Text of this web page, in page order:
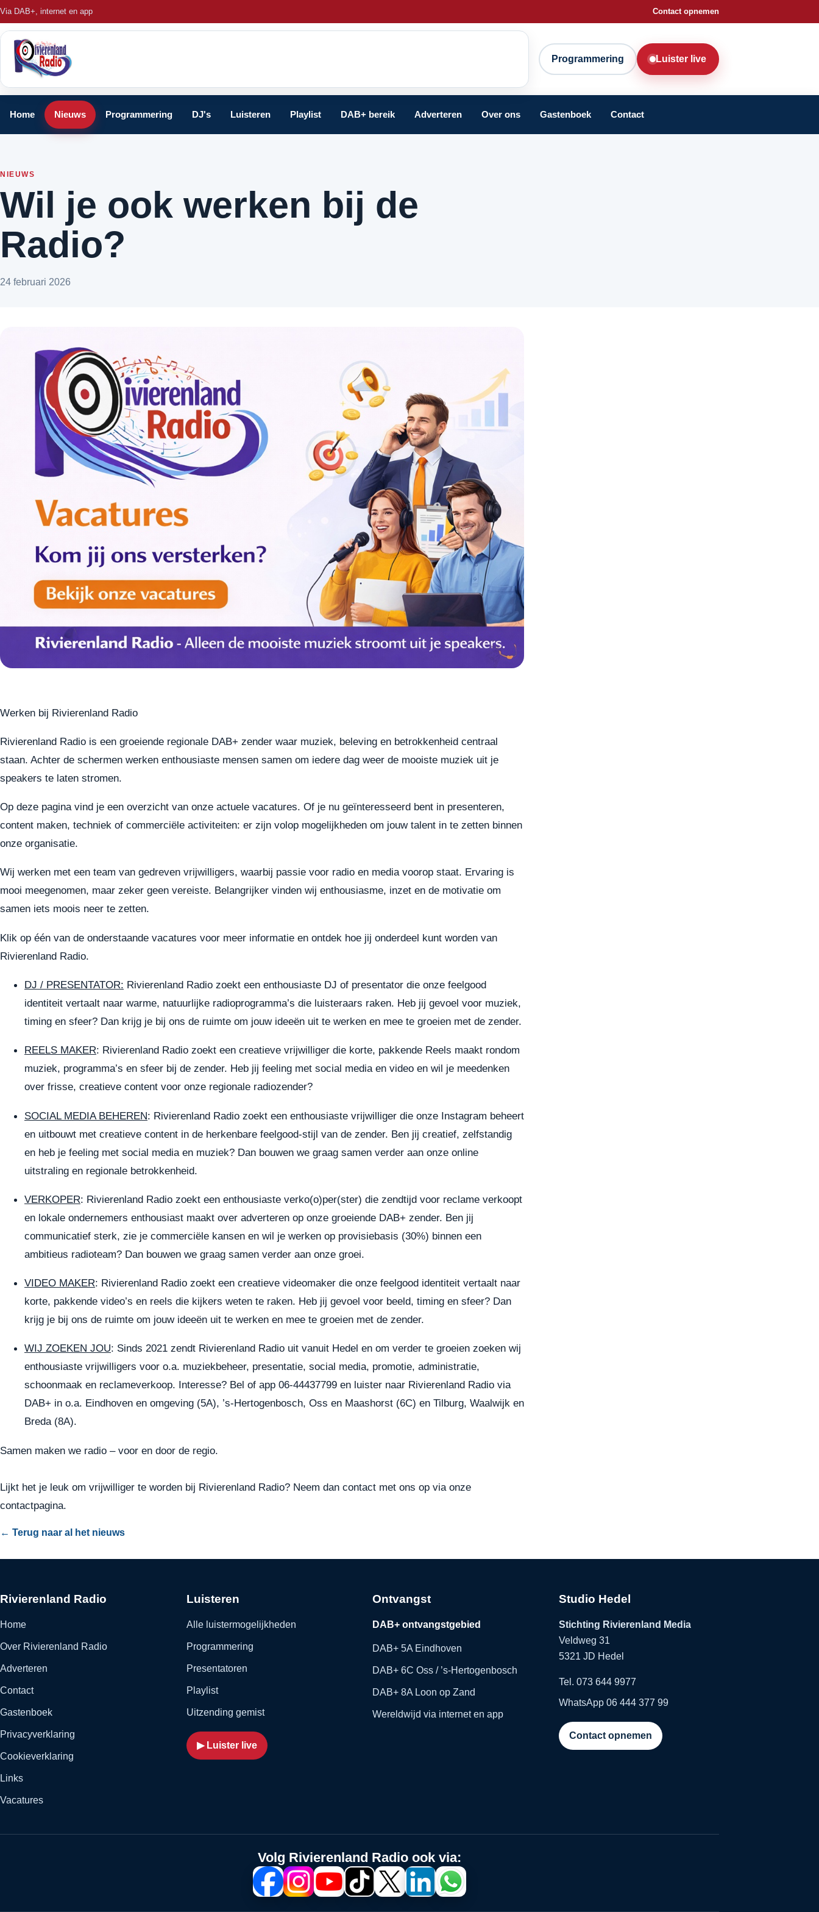
Via DAB+, internet en app Contact opnemen
Programmering Luister live
Home Nieuws Programmering DJ's Luisteren Playlist DAB+ bereik Adverteren Over ons Gastenboek Contact
NIEUWS
Wil je ook werken bij de
Radio?
24 februari 2026
Werken bij Rivierenland Radio
Rivierenland Radio is een groeiende regionale DAB+ zender waar muziek, beleving en betrokkenheid centraal
staan. Achter de schermen werken enthousiaste mensen samen om iedere dag weer de mooiste muziek uit je
speakers te laten stromen.
Op deze pagina vind je een overzicht van onze actuele vacatures. Of je nu geïnteresseerd bent in presenteren,
content maken, techniek of commerciële activiteiten: er zijn volop mogelijkheden om jouw talent in te zetten binnen
onze organisatie.
Wij werken met een team van gedreven vrijwilligers, waarbij passie voor radio en media voorop staat. Ervaring is
mooi meegenomen, maar zeker geen vereiste. Belangrijker vinden wij enthousiasme, inzet en de motivatie om
samen iets moois neer te zetten.
Klik op één van de onderstaande vacatures voor meer informatie en ontdek hoe jij onderdeel kunt worden van
Rivierenland Radio.
DJ / PRESENTATOR: Rivierenland Radio zoekt een enthousiaste DJ of presentator die onze feelgood
identiteit vertaalt naar warme, natuurlijke radioprogramma’s die luisteraars raken. Heb jij gevoel voor muziek,
timing en sfeer? Dan krijg je bij ons de ruimte om jouw ideeën uit te werken en mee te groeien met de zender.
REELS MAKER: Rivierenland Radio zoekt een creatieve vrijwilliger die korte, pakkende Reels maakt rondom
muziek, programma’s en sfeer bij de zender. Heb jij feeling met social media en video en wil je meedenken
over frisse, creatieve content voor onze regionale radiozender?
SOCIAL MEDIA BEHEREN: Rivierenland Radio zoekt een enthousiaste vrijwilliger die onze Instagram beheert
en uitbouwt met creatieve content in de herkenbare feelgood-stijl van de zender. Ben jij creatief, zelfstandig
en heb je feeling met social media en muziek? Dan bouwen we graag samen verder aan onze online
uitstraling en regionale betrokkenheid.
VERKOPER: Rivierenland Radio zoekt een enthousiaste verko(o)per(ster) die zendtijd voor reclame verkoopt
en lokale ondernemers enthousiast maakt over adverteren op onze groeiende DAB+ zender. Ben jij
communicatief sterk, zie je commerciële kansen en wil je werken op provisiebasis (30%) binnen een
ambitieus radioteam? Dan bouwen we graag samen verder aan onze groei.
VIDEO MAKER: Rivierenland Radio zoekt een creatieve videomaker die onze feelgood identiteit vertaalt naar
korte, pakkende video’s en reels die kijkers weten te raken. Heb jij gevoel voor beeld, timing en sfeer? Dan
krijg je bij ons de ruimte om jouw ideeën uit te werken en mee te groeien met de zender.
WIJ ZOEKEN JOU: Sinds 2021 zendt Rivierenland Radio uit vanuit Hedel en om verder te groeien zoeken wij
enthousiaste vrijwilligers voor o.a. muziekbeheer, presentatie, social media, promotie, administratie,
schoonmaak en reclameverkoop. Interesse? Bel of app 06-44437799 en luister naar Rivierenland Radio via
DAB+ in o.a. Eindhoven en omgeving (5A), ’s-Hertogenbosch, Oss en Maashorst (6C) en Tilburg, Waalwijk en
Breda (8A).
Samen maken we radio – voor en door de regio.
Lijkt het je leuk om vrijwilliger te worden bij Rivierenland Radio? Neem dan contact met ons op via onze
contactpagina.
← Terug naar al het nieuws
Rivierenland Radio
Home
Over Rivierenland Radio
Adverteren
Contact
Gastenboek
Privacyverklaring
Cookieverklaring
Links
Vacatures
Luisteren
Alle luistermogelijkheden
Programmering
Presentatoren
Playlist
Uitzending gemist
▶ Luister live
Ontvangst
DAB+ ontvangstgebied
DAB+ 5A Eindhoven
DAB+ 6C Oss / ’s-Hertogenbosch
DAB+ 8A Loon op Zand
Wereldwijd via internet en app
Studio Hedel
Stichting Rivierenland Media
Veldweg 31
5321 JD Hedel
Tel. 073 644 9977
WhatsApp 06 444 377 99
Contact opnemen
Volg Rivierenland Radio ook via: